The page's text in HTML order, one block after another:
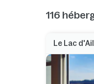
116
Le Lac